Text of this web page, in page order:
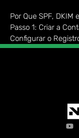
Por Que SPF, DKIM
Passo 1: Criar a
Configurar o